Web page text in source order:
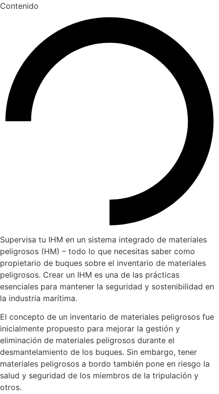
Contenido
Supervisa tu IHM en un sistema integrado de materiales
peligrosos (HM) – todo lo que necesitas saber como
propietario de buques sobre el inventario de materiales
peligrosos. Crear un IHM es una de las prácticas
esenciales para mantener la seguridad y sostenibilidad en
la industria marítima.
El concepto de un inventario de materiales peligrosos fue
inicialmente propuesto para mejorar la gestión y
eliminación de materiales peligrosos durante el
desmantelamiento de los buques. Sin embargo, tener
materiales peligrosos a bordo también pone en riesgo la
salud y seguridad de los miembros de la tripulación y
otros.